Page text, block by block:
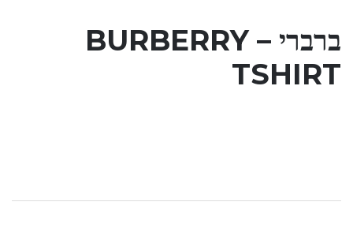
ברברי – BURBERRY
TSHIRT